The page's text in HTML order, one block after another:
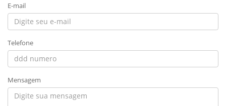
E-mail
Telefone
Mensagem